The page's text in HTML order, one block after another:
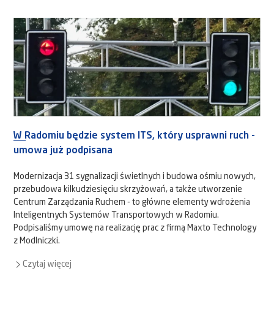
W Radomiu będzie system ITS, który usprawni ruch -
umowa już podpisana
Modernizacja 31 sygnalizacji świetlnych i budowa ośmiu nowych,
przebudowa kilkudziesięciu skrzyżowań, a także utworzenie
Centrum Zarządzania Ruchem - to główne elementy wdrożenia
Inteligentnych Systemów Transportowych w Radomiu.
Podpisaliśmy umowę na realizację prac z firmą Maxto Technology
z Modlniczki.
Czytaj więcej